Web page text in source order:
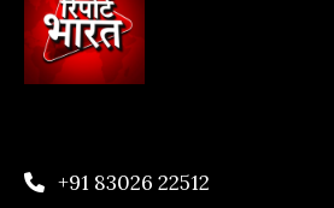
+91 83026 22512